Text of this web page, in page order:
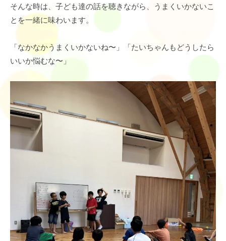
そんな時は、子ども達の話を聴きながら、うまくいかないこ
とを一緒に味わいます。
「なかなかうまくいかないね〜」「たいちゃんもどうしたら
いいか悩むな〜」